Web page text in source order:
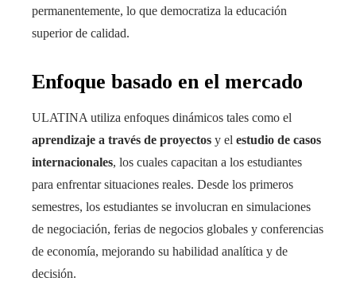
permanentemente, lo que democratiza la educación
superior de calidad.
Enfoque basado en el mercado
ULATINA utiliza enfoques dinámicos tales como el
aprendizaje a través de proyectos y el estudio de casos
internacionales, los cuales capacitan a los estudiantes
para enfrentar situaciones reales. Desde los primeros
semestres, los estudiantes se involucran en simulaciones
de negociación, ferias de negocios globales y conferencias
de economía, mejorando su habilidad analítica y de
decisión.